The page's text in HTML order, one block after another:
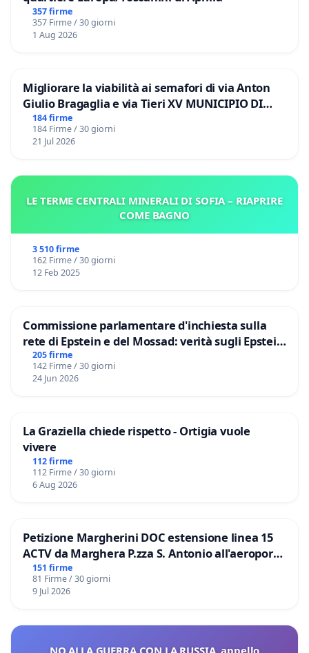
357 firme
357 Firme / 30 giorni
1 Aug 2026
Migliorare la viabilità ai semafori di via Anton
Giulio Bragaglia e via Tieri XV MUNICIPIO DI
ROMA
184 firme
184 Firme / 30 giorni
21 Jul 2026
LE TERME CENTRALI MINERALI DI SOFIA – RIAPRIRE
COME BAGNO
3 510 firme
162 Firme / 30 giorni
12 Feb 2025
Commissione parlamentare d'inchiesta sulla
rete di Epstein e del Mossad: verità sugli Epstein
Files
205 firme
142 Firme / 30 giorni
24 Jun 2026
La Graziella chiede rispetto - Ortigia vuole
vivere
112 firme
112 Firme / 30 giorni
6 Aug 2026
Petizione Margherini DOC estensione linea 15
ACTV da Marghera P.zza S. Antonio all'aeroporto
Marco Polo tariffa a € 1,50
151 firme
81 Firme / 30 giorni
9 Jul 2026